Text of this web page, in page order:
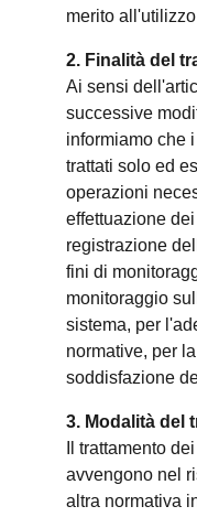
merito
2. Finalità del
Ai sensi
successive
informiamo che
trattati solo ed
operazioni
effettuazione
registrazione
fini di
monitoraggio
sistema, per
normative, per
soddisfazione
3. Modalità del
Il trattamento
avvengono nel
altra normativa